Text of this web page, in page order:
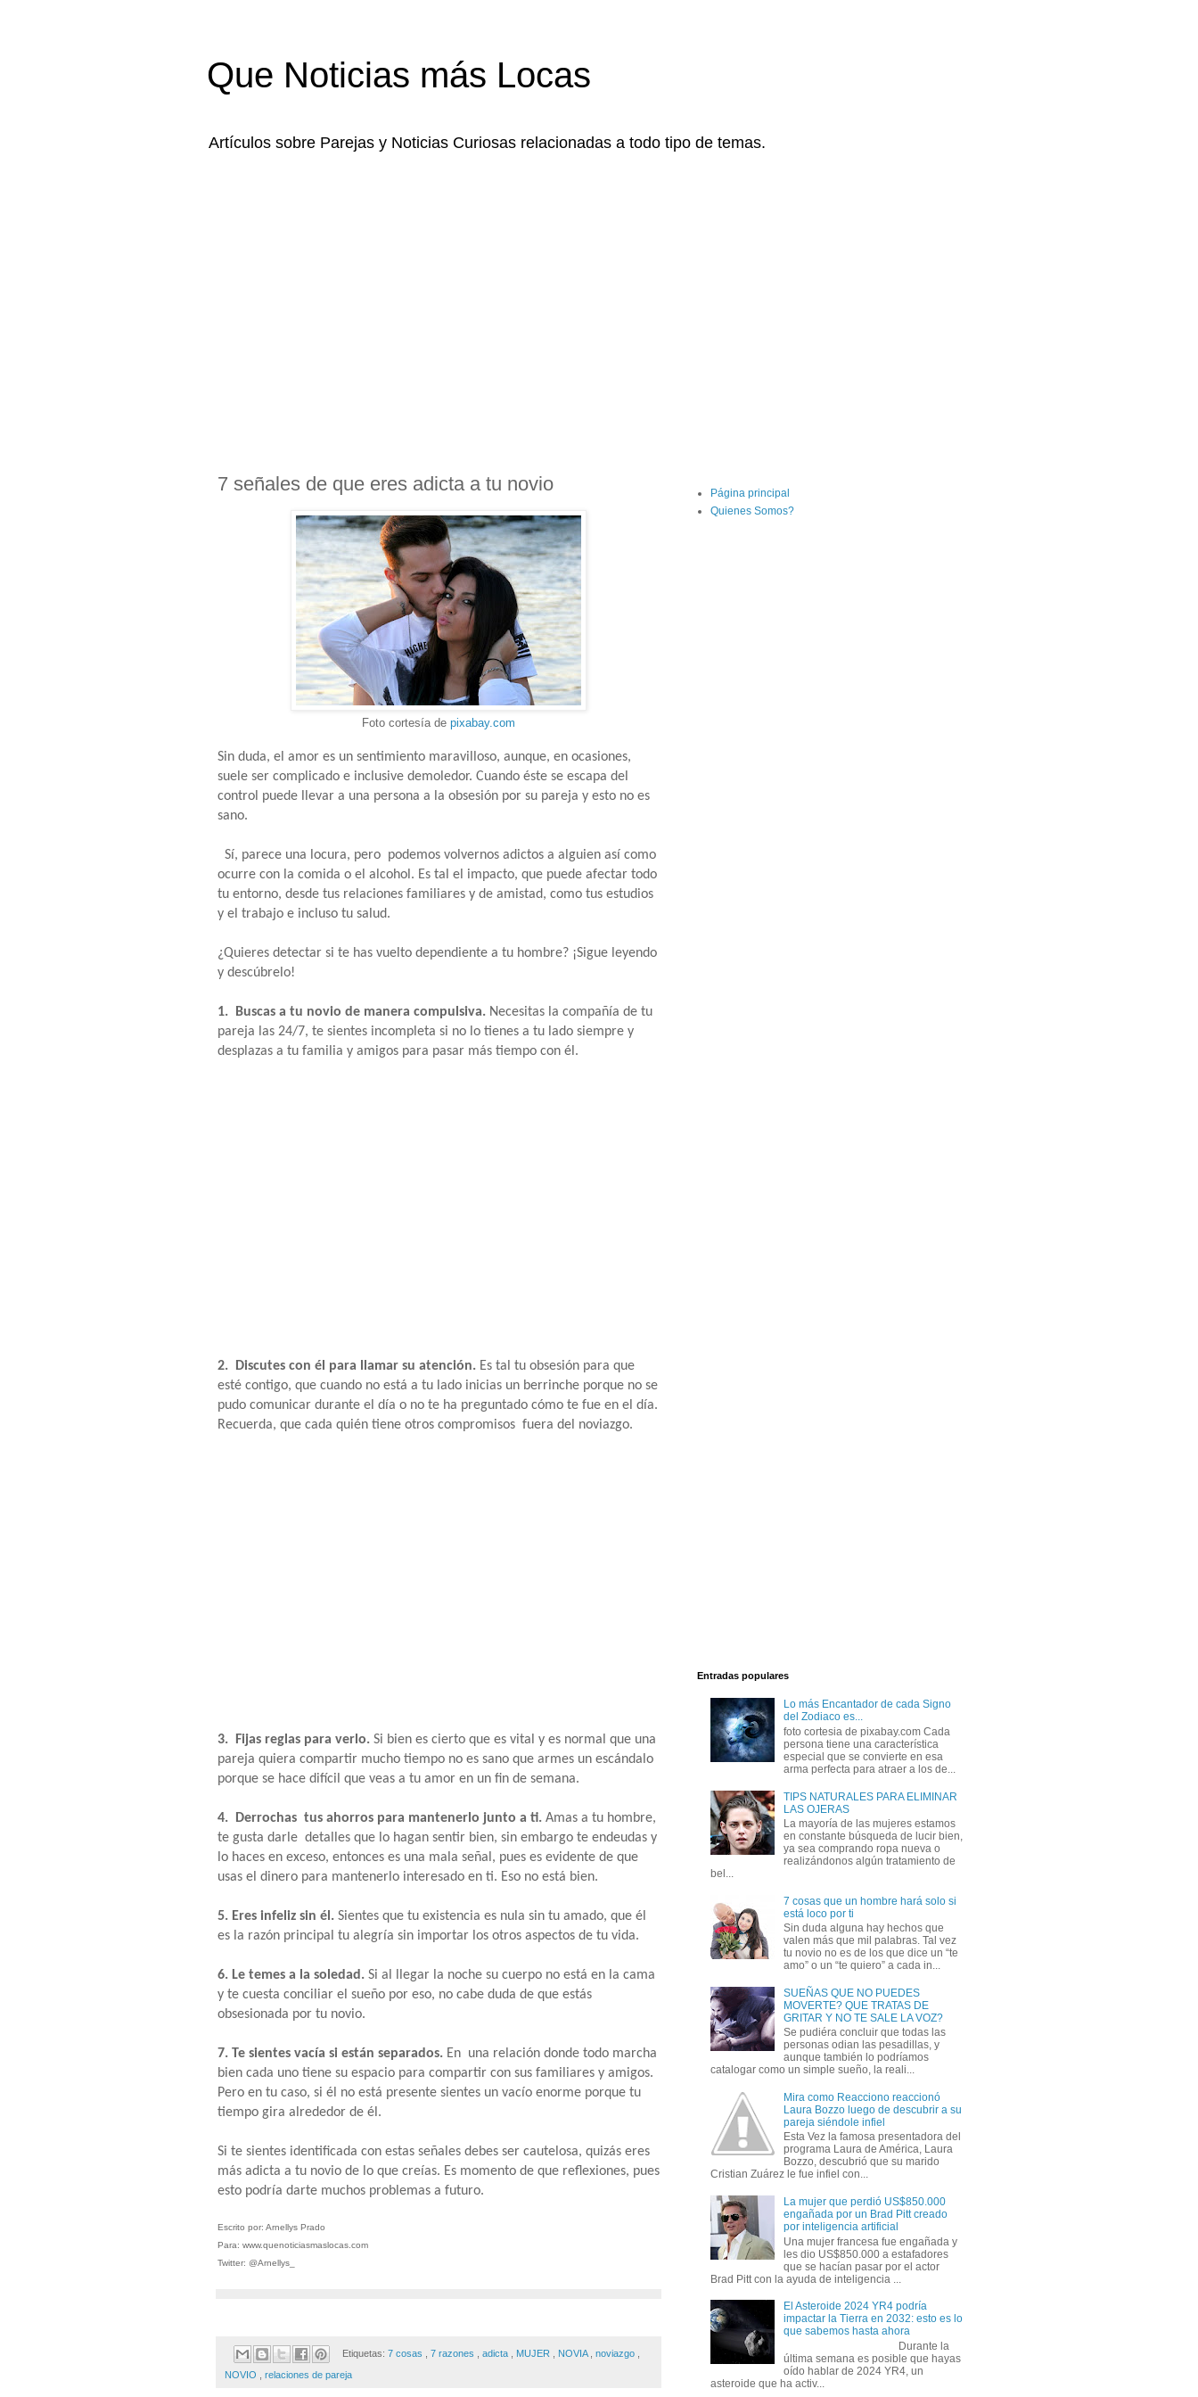
Que Noticias más Locas
Artículos sobre Parejas y Noticias Curiosas relacionadas a todo tipo de temas.
7 señales de que eres adicta a tu novio
Foto cortesía de pixabay.com
Sin duda, el amor es un sentimiento maravilloso, aunque, en ocasiones,
suele ser complicado e inclusive demoledor. Cuando éste se escapa del
control puede llevar a una persona a la obsesión por su pareja y esto no es
sano.
Sí, parece una locura, pero podemos volvernos adictos a alguien así como
ocurre con la comida o el alcohol. Es tal el impacto, que puede afectar todo
tu entorno, desde tus relaciones familiares y de amistad, como tus estudios
y el trabajo e incluso tu salud.
¿Quieres detectar si te has vuelto dependiente a tu hombre? ¡Sigue leyendo
y descúbrelo!
1. Buscas a tu novio de manera compulsiva. Necesitas la compañía de tu
pareja las 24/7, te sientes incompleta si no lo tienes a tu lado siempre y
desplazas a tu familia y amigos para pasar más tiempo con él.
2. Discutes con él para llamar su atención. Es tal tu obsesión para que
esté contigo, que cuando no está a tu lado inicias un berrinche porque no se
pudo comunicar durante el día o no te ha preguntado cómo te fue en el día.
Recuerda, que cada quién tiene otros compromisos fuera del noviazgo.
3. Fijas reglas para verlo. Si bien es cierto que es vital y es normal que una
pareja quiera compartir mucho tiempo no es sano que armes un escándalo
porque se hace difícil que veas a tu amor en un fin de semana.
4. Derrochas tus ahorros para mantenerlo junto a ti. Amas a tu hombre,
te gusta darle detalles que lo hagan sentir bien, sin embargo te endeudas y
lo haces en exceso, entonces es una mala señal, pues es evidente de que
usas el dinero para mantenerlo interesado en ti. Eso no está bien.
5. Eres infeliz sin él. Sientes que tu existencia es nula sin tu amado, que él
es la razón principal tu alegría sin importar los otros aspectos de tu vida.
6. Le temes a la soledad. Si al llegar la noche su cuerpo no está en la cama
y te cuesta conciliar el sueño por eso, no cabe duda de que estás
obsesionada por tu novio.
7. Te sientes vacía si están separados. En una relación donde todo marcha
bien cada uno tiene su espacio para compartir con sus familiares y amigos.
Pero en tu caso, si él no está presente sientes un vacío enorme porque tu
tiempo gira alrededor de él.
Si te sientes identificada con estas señales debes ser cautelosa, quizás eres
más adicta a tu novio de lo que creías. Es momento de que reflexiones, pues
esto podría darte muchos problemas a futuro.
Escrito por: Arnellys Prado
Para: www.quenoticiasmaslocas.com
Twitter: @Arnellys_
Etiquetas: 7 cosas 7 razones adicta MUJER NOVIA noviazgo
NOVIO relaciones de pareja
Página principal
Quienes Somos?
Entradas populares
Lo más Encantador de cada Signo
del Zodiaco es...
foto cortesia de pixabay.com Cada
persona tiene una característica
especial que se convierte en esa
arma perfecta para atraer a los de...
TIPS NATURALES PARA ELIMINAR
LAS OJERAS
La mayoría de las mujeres estamos
en constante búsqueda de lucir bien,
ya sea comprando ropa nueva o
realizándonos algún tratamiento de
bel...
7 cosas que un hombre hará solo si
está loco por ti
Sin duda alguna hay hechos que
valen más que mil palabras. Tal vez
tu novio no es de los que dice un “te
amo” o un “te quiero” a cada in...
SUEÑAS QUE NO PUEDES
MOVERTE? QUE TRATAS DE
GRITAR Y NO TE SALE LA VOZ?
Se pudiéra concluir que todas las
personas odian las pesadillas, y
aunque también lo podríamos
catalogar como un simple sueño, la reali...
Mira como Reacciono reaccionó
Laura Bozzo luego de descubrir a su
pareja siéndole infiel
Esta Vez la famosa presentadora del
programa Laura de América, Laura
Bozzo, descubrió que su marido
Cristian Zuárez le fue infiel con...
La mujer que perdió US$850.000
engañada por un Brad Pitt creado
por inteligencia artificial
Una mujer francesa fue engañada y
les dio US$850.000 a estafadores
que se hacían pasar por el actor
Brad Pitt con la ayuda de inteligencia ...
El Asteroide 2024 YR4 podría
impactar la Tierra en 2032: esto es lo
que sabemos hasta ahora
Durante la
última semana es posible que hayas
oído hablar de 2024 YR4, un
asteroide que ha activ...